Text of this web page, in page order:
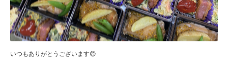
いつもありがとうございます😊